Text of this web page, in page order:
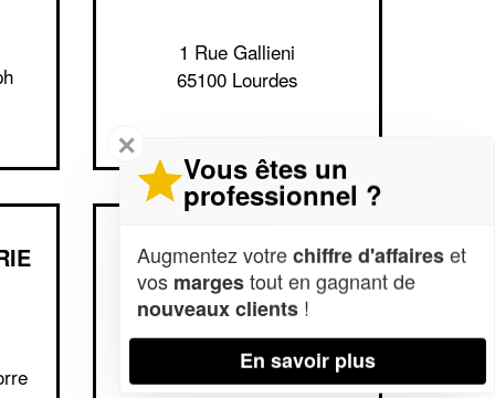
1 Rue Gallieni
65100 Lourdes
SOCIÉTÉ TCHEOU
CHIMENE
15 Rue Du Comminges
65000 Tarbes
✕
Vous êtes un
professionnel ?
Augmentez votrechiffre d'affaireset
vos margestout en gagnant de
nouveaux clients !
En savoir plus